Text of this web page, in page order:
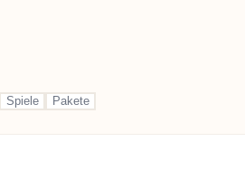
Spiele Pakete